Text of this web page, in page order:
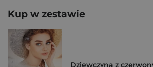
Kup w zestawie
Dziewczyna z